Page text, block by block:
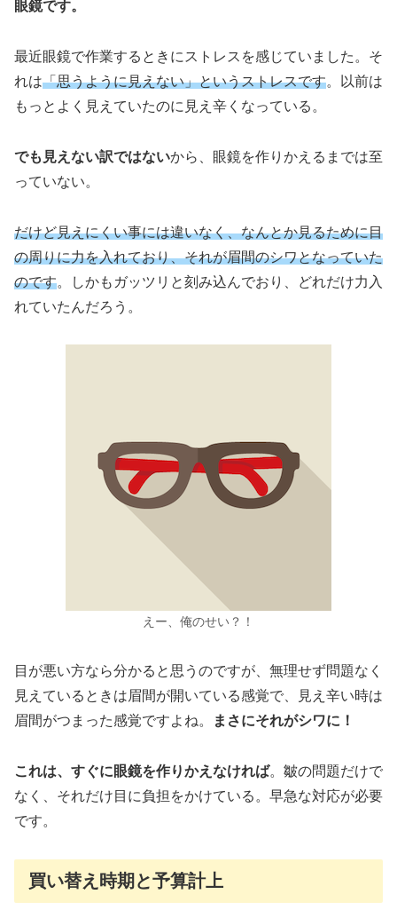
眼鏡です。
最近眼鏡で作業するときにストレスを感じていました。そ
れは「思うように見えない」というストレスです。以前は
もっとよく見えていたのに見え辛くなっている。
でも見えない訳ではないから、眼鏡を作りかえるまでは至
っていない。
だけど見えにくい事には違いなく、なんとか見るために目
の周りに力を入れており、それが眉間のシワとなっていた
のです。しかもガッツリと刻み込んでおり、どれだけ力入
れていたんだろう。
えー、俺のせい？！
目が悪い方なら分かると思うのですが、無理せず問題なく
見えているときは眉間が開いている感覚で、見え辛い時は
眉間がつまった感覚ですよね。
まさにそれがシワに！
これは、すぐに眼鏡を作りかえなければ。皺の問題だけで
なく、それだけ目に負担をかけている。早急な対応が必要
です。
買い替え時期と予算計上